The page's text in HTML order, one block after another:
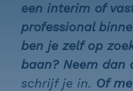
een interim of
professional
ben je zelf op
baan? Neem dan
schrijf je in. Of